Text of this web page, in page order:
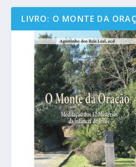
LIVRO: O MONTE DA